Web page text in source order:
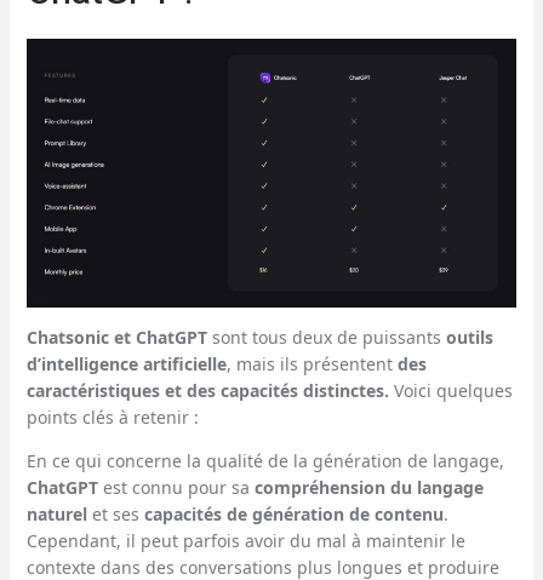
Chatsonic et ChatGPTsont tous deux de puissants outils
d’intelligence artificielle, mais ils présentent des
caractéristiques et des capacités distinctes. Voici quelques
points clés à retenir :
En ce qui concerne la qualité de la génération de langage,
ChatGPTest connu pour sa compréhension du langage
naturelet ses capacités de génération de contenu.
Cependant, il peut parfois avoir du mal à maintenir le
contexte dans des conversations plus longues et produire